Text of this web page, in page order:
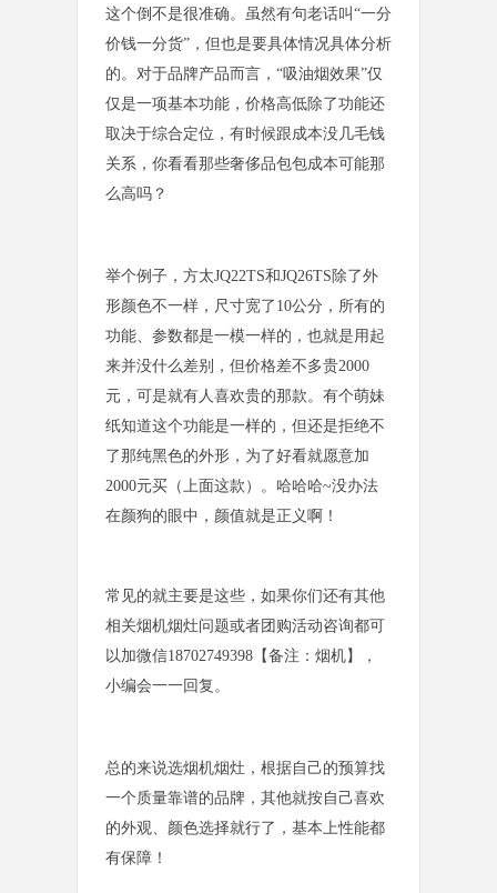
这个倒不是很准确。虽然有句老话叫“一分
价钱一分货”，但也是要具体情况具体分析
的。对于品牌产品而言，“吸油烟效果”仅
仅是一项基本功能，价格高低除了功能还
取决于综合定位，有时候跟成本没几毛钱
关系，你看看那些奢侈品包包成本可能那
么高吗？
举个例子，方太JQ22TS和JQ26TS除了外
形颜色不一样，尺寸宽了10公分，所有的
功能、参数都是一模一样的，也就是用起
来并没什么差别，但价格差不多贵2000
元，可是就有人喜欢贵的那款。有个萌妹
纸知道这个功能是一样的，但还是拒绝不
了那纯黑色的外形，为了好看就愿意加
2000元买（上面这款）。哈哈哈~没办法
在颜狗的眼中，颜值就是正义啊！
常见的就主要是这些，如果你们还有其他
相关烟机烟灶问题或者团购活动咨询都可
以加微信18702749398【备注：烟机】，
小编会一一回复。
总的来说选烟机烟灶，根据自己的预算找
一个质量靠谱的品牌，其他就按自己喜欢
的外观、颜色选择就行了，基本上性能都
有保障！